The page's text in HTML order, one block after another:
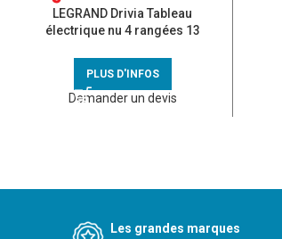
LEGRAND Drivia Tableau
électrique nu 4 rangées 13
PLUS D'INFOS
Demander un devis
Les grandes marques